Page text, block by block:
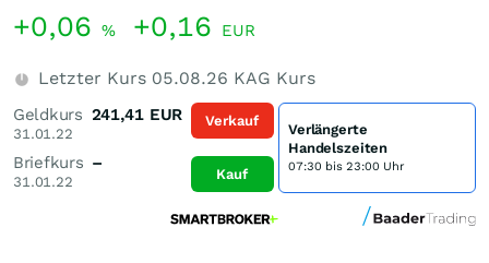
+0,06 % +0,16 EUR
Letzter Kurs 05.08.26 KAG Kurs
Geldkurs
31.01.22
241,41 EUR
Briefkurs
31.01.22
–
Verkauf
Kauf
Verlängerte
Handelszeiten
07:30 bis 23:00 Uhr